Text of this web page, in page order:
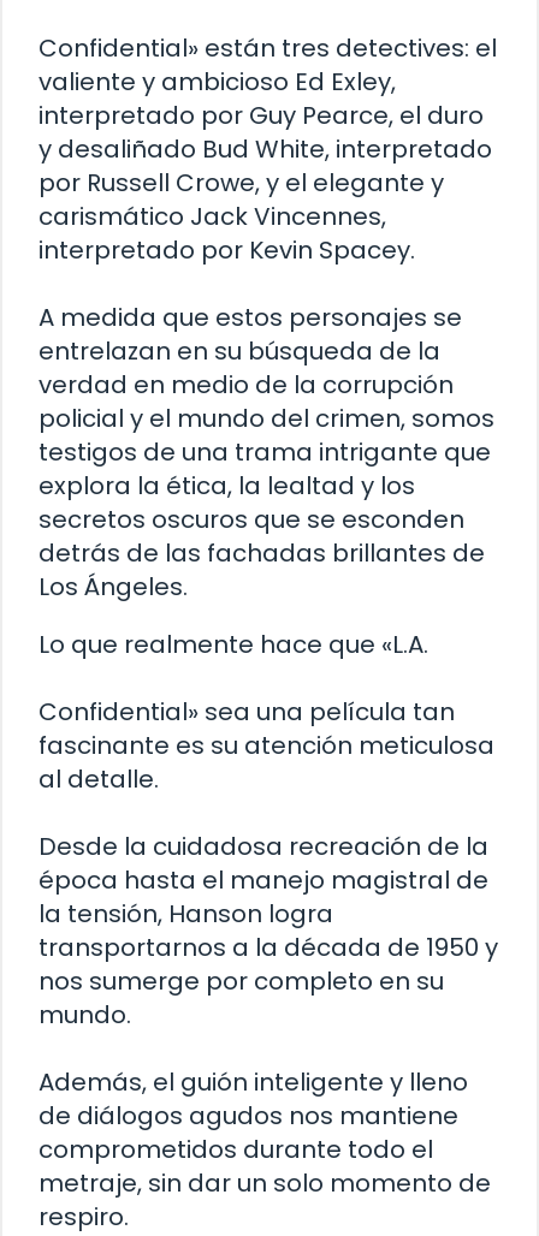
Confidential» están tres detectives: el
valiente y ambicioso Ed Exley,
interpretado por Guy Pearce, el duro
y desaliñado Bud White, interpretado
por Russell Crowe, y el elegante y
carismático Jack Vincennes,
interpretado por Kevin Spacey.
A medida que estos personajes se
entrelazan en su búsqueda de la
verdad en medio de la corrupción
policial y el mundo del crimen, somos
testigos de una trama intrigante que
explora la ética, la lealtad y los
secretos oscuros que se esconden
detrás de las fachadas brillantes de
Los Ángeles.
Lo que realmente hace que «L.A.
Confidential» sea una película tan
fascinante es su atención meticulosa
al detalle.
Desde la cuidadosa recreación de la
época hasta el manejo magistral de
la tensión, Hanson logra
transportarnos a la década de 1950 y
nos sumerge por completo en su
mundo.
Además, el guión inteligente y lleno
de diálogos agudos nos mantiene
comprometidos durante todo el
metraje, sin dar un solo momento de
respiro.